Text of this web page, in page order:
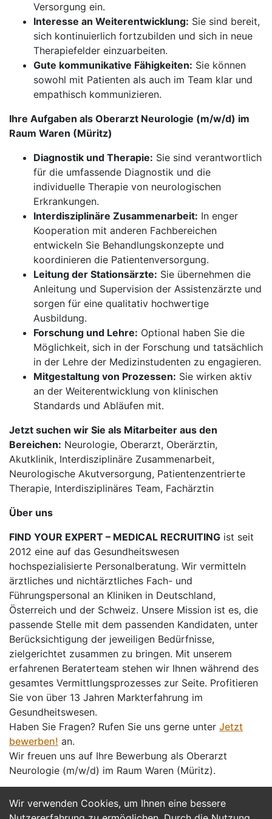
Wir verwenden Cookies, um Ihnen eine bessere
Versorgung ein.
Interesse an Weiterentwicklung: Sie sind bereit,
sich kontinuierlich fortzubilden und sich in neue
Therapiefelder einzuarbeiten.
Gute kommunikative Fähigkeiten: Sie können
sowohl mit Patienten als auch im Team klar und
empathisch kommunizieren.
Ihre Aufgaben als Oberarzt Neurologie (m/w/d) im
Raum Waren (Müritz)
Diagnostik und Therapie: Sie sind verantwortlich
für die umfassende Diagnostik und die
individuelle Therapie von neurologischen
Erkrankungen.
Interdisziplinäre Zusammenarbeit: In enger
Kooperation mit anderen Fachbereichen
entwickeln Sie Behandlungskonzepte und
koordinieren die Patientenversorgung.
Leitung der Stationsärzte: Sie übernehmen die
Anleitung und Supervision der Assistenzärzte und
sorgen für eine qualitativ hochwertige
Ausbildung.
Forschung und Lehre: Optional haben Sie die
Möglichkeit, sich in der Forschung und tatsächlich
in der Lehre der Medizinstudenten zu engagieren.
Mitgestaltung von Prozessen: Sie wirken aktiv
an der Weiterentwicklung von klinischen
Standards und Abläufen mit.
Jetzt suchen wir Sie als Mitarbeiter aus den
Bereichen: Neurologie, Oberarzt, Oberärztin,
Akutklinik, Interdisziplinäre Zusammenarbeit,
Neurologische Akutversorgung, Patientenzentrierte
Therapie, Interdisziplinäres Team, Fachärztin
Über uns
FIND YOUR EXPERT – MEDICAL RECRUITING ist seit
2012 eine auf das Gesundheitswesen
hochspezialisierte Personalberatung. Wir vermitteln
ärztliches und nichtärztliches Fach- und
Führungspersonal an Kliniken in Deutschland,
Österreich und der Schweiz. Unsere Mission ist es, die
passende Stelle mit dem passenden Kandidaten, unter
Berücksichtigung der jeweiligen Bedürfnisse,
zielgerichtet zusammen zu bringen. Mit unserem
erfahrenen Beraterteam stehen wir Ihnen während des
gesamtes Vermittlungsprozesses zur Seite. Profitieren
Sie von über 13 Jahren Markterfahrung im
Gesundheitswesen.
Haben Sie Fragen? Rufen Sie uns gerne unter Jetzt
bewerben! an.
Wir freuen uns auf Ihre Bewerbung als Oberarzt
Neurologie (m/w/d) im Raum Waren (Müritz).
Jetzt Bewerben